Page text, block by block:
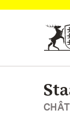
Vers la